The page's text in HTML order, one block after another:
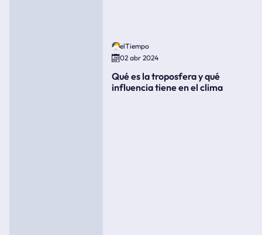
elTiempo
02 abr 2024
Qué es la troposfera y qué
influencia tiene en el clima